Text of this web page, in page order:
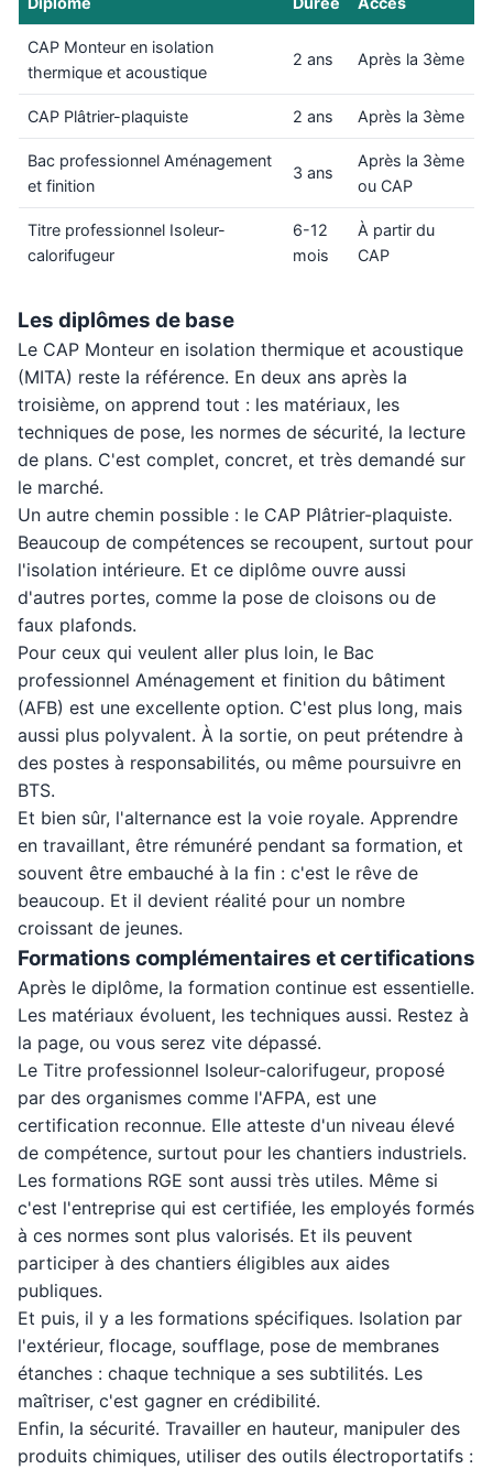
CAP Monteur en isolation
thermique et acoustique
2 ans Après la 3ème
CAP Plâtrier-plaquiste 2 ans Après la 3ème
Bac professionnel Aménagement
et finition
3 ans
Après la 3ème
ou CAP
Titre professionnel Isoleur-
calorifugeur
6-12
mois
À partir du
CAP
Les diplômes de base
Le CAP Monteur en isolation thermique et acoustique
(MITA) reste la référence. En deux ans après la
troisième, on apprend tout : les matériaux, les
techniques de pose, les normes de sécurité, la lecture
de plans. C'est complet, concret, et très demandé sur
le marché.
Un autre chemin possible : le CAP Plâtrier-plaquiste.
Beaucoup de compétences se recoupent, surtout pour
l'isolation intérieure. Et ce diplôme ouvre aussi
d'autres portes, comme la pose de cloisons ou de
faux plafonds.
Pour ceux qui veulent aller plus loin, le Bac
professionnel Aménagement et finition du bâtiment
(AFB) est une excellente option. C'est plus long, mais
aussi plus polyvalent. À la sortie, on peut prétendre à
des postes à responsabilités, ou même poursuivre en
BTS.
Et bien sûr, l'alternance est la voie royale. Apprendre
en travaillant, être rémunéré pendant sa formation, et
souvent être embauché à la fin : c'est le rêve de
beaucoup. Et il devient réalité pour un nombre
croissant de jeunes.
Formations complémentaires et certifications
Après le diplôme, la formation continue est essentielle.
Les matériaux évoluent, les techniques aussi. Restez à
la page, ou vous serez vite dépassé.
Le Titre professionnel Isoleur-calorifugeur, proposé
par des organismes comme l'AFPA, est une
certification reconnue. Elle atteste d'un niveau élevé
de compétence, surtout pour les chantiers industriels.
Les formations RGE sont aussi très utiles. Même si
c'est l'entreprise qui est certifiée, les employés formés
à ces normes sont plus valorisés. Et ils peuvent
participer à des chantiers éligibles aux aides
publiques.
Et puis, il y a les formations spécifiques. Isolation par
l'extérieur, flocage, soufflage, pose de membranes
étanches : chaque technique a ses subtilités. Les
maîtriser, c'est gagner en crédibilité.
Enfin, la sécurité. Travailler en hauteur, manipuler des
produits chimiques, utiliser des outils électroportatifs :